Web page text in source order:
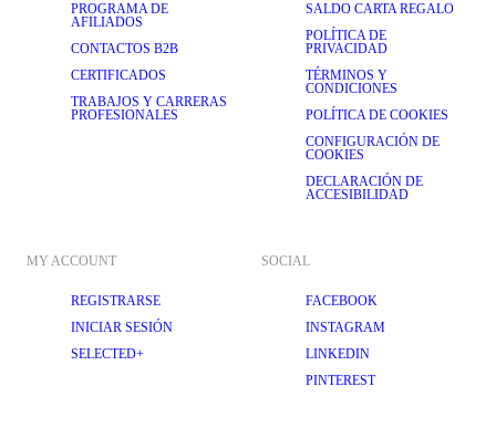
PROGRAMA DE
AFILIADOS
CONTACTOS B2B
CERTIFICADOS
TRABAJOS Y CARRERAS
PROFESIONALES
SALDO CARTA REGALO
POLÍTICA DE
PRIVACIDAD
TÉRMINOS Y
CONDICIONES
POLÍTICA DE COOKIES
CONFIGURACIÓN DE
COOKIES
DECLARACIÓN DE
ACCESIBILIDAD
MY ACCOUNT
REGISTRARSE
INICIAR SESIÓN
SELECTED+
SOCIAL
FACEBOOK
INSTAGRAM
LINKEDIN
PINTEREST